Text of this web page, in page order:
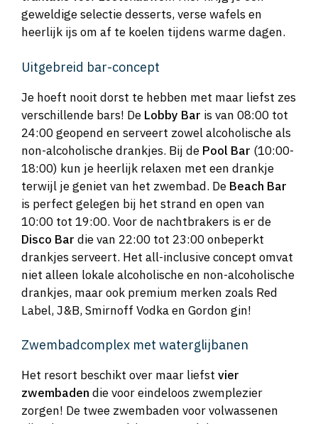
geweldige selectie desserts, verse wafels en
heerlijk ijs om af te koelen tijdens warme dagen.
Uitgebreid bar-concept
Je hoeft nooit dorst te hebben met maar liefst zes
verschillende bars! De Lobby Bar is van 08:00 tot
24:00 geopend en serveert zowel alcoholische als
non-alcoholische drankjes. Bij de Pool Bar (10:00-
18:00) kun je heerlijk relaxen met een drankje
terwijl je geniet van het zwembad. De Beach Bar
is perfect gelegen bij het strand en open van
10:00 tot 19:00. Voor de nachtbrakers is er de
Disco Bar die van 22:00 tot 23:00 onbeperkt
drankjes serveert. Het all-inclusive concept omvat
niet alleen lokale alcoholische en non-alcoholische
drankjes, maar ook premium merken zoals Red
Label, J&B, Smirnoff Vodka en Gordon gin!
Zwembadcomplex met waterglijbanen
Het resort beschikt over maar liefst vier
zwembaden die voor eindeloos zwemplezier
zorgen! De twee zwembaden voor volwassenen